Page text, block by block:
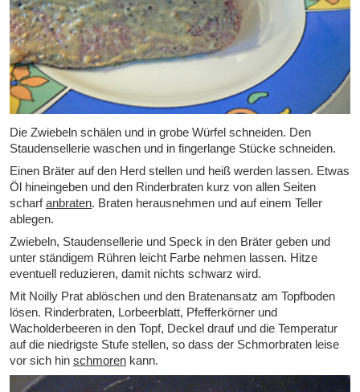
Die Zwiebeln schälen und in grobe Würfel schneiden. Den
Staudensellerie waschen und in fingerlange Stücke schneiden.
Einen Bräter auf den Herd stellen und heiß werden lassen. Etwas
Öl hineingeben und den Rinderbraten kurz von allen Seiten
scharfanbraten. Braten herausnehmen und auf einem Teller
ablegen.
Zwiebeln, Staudensellerie und Speck in den Bräter geben und
unter ständigem Rühren leicht Farbe nehmen lassen. Hitze
eventuell reduzieren, damit nichts schwarz wird.
Mit Noilly Prat ablöschen und den Bratenansatz am Topfboden
lösen. Rinderbraten, Lorbeerblatt, Pfefferkörner und
Wacholderbeeren in den Topf, Deckel drauf und die Temperatur
auf die niedrigste Stufe stellen, so dass der Schmorbraten leise
vor sich hin schmoren kann.